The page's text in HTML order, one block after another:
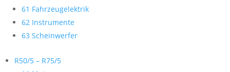
61 Fahrzeugelektrik
62 Instrumente
63 Scheinwerfer
R50/5 – R75/5